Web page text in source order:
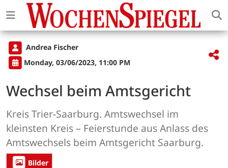
Andrea Fischer
Monday, 03/06/2023, 11:00 PM
Wechsel beim Amtsgericht
Kreis Trier-Saarburg. Amtswechsel im
kleinsten Kreis – Feierstunde aus Anlass des
Amtswechsels beim Amtsgericht Saarburg.
Bilder